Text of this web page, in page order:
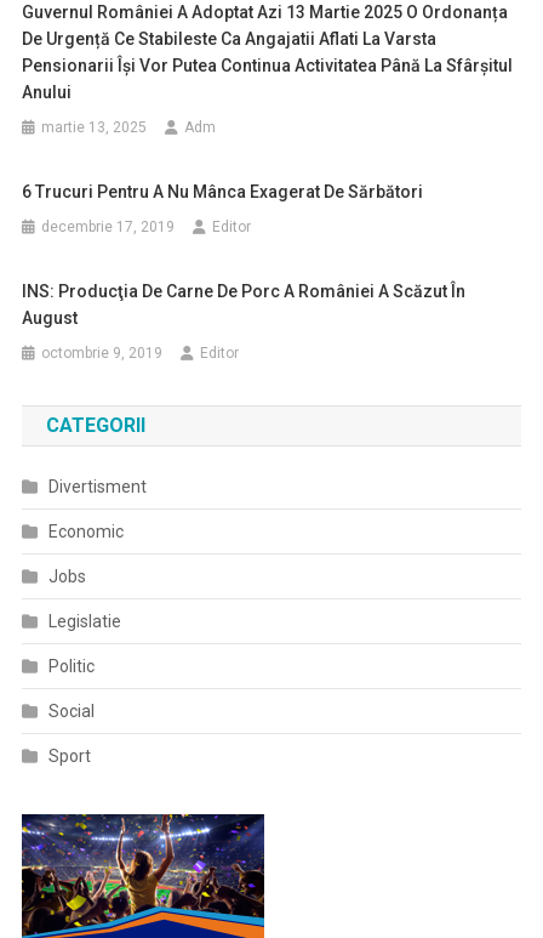
Guvernul României A Adoptat Azi 13 Martie 2025 O Ordonanța
De Urgență Ce Stabileste Ca Angajatii Aflati La Varsta
Pensionarii Își Vor Putea Continua Activitatea Până La Sfârșitul
Anului
martie 13, 2025 Adm
6 Trucuri Pentru A Nu Mânca Exagerat De Sărbători
decembrie 17, 2019 Editor
INS: Producţia De Carne De Porc A României A Scăzut În
August
octombrie 9, 2019 Editor
CATEGORII
Divertisment
Economic
Jobs
Legislatie
Politic
Social
Sport